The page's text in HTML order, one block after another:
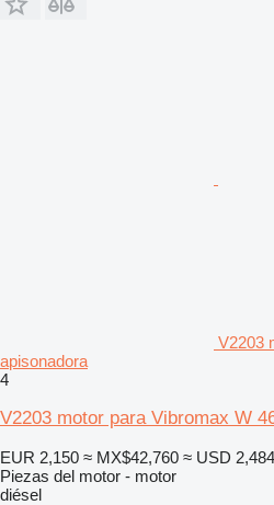
V2203
apisonadora
4
V2203 motor para Vibromax W
EUR 2,150 ≈ MX$42,760 ≈ USD 2,484
Piezas del motor - motor
diésel